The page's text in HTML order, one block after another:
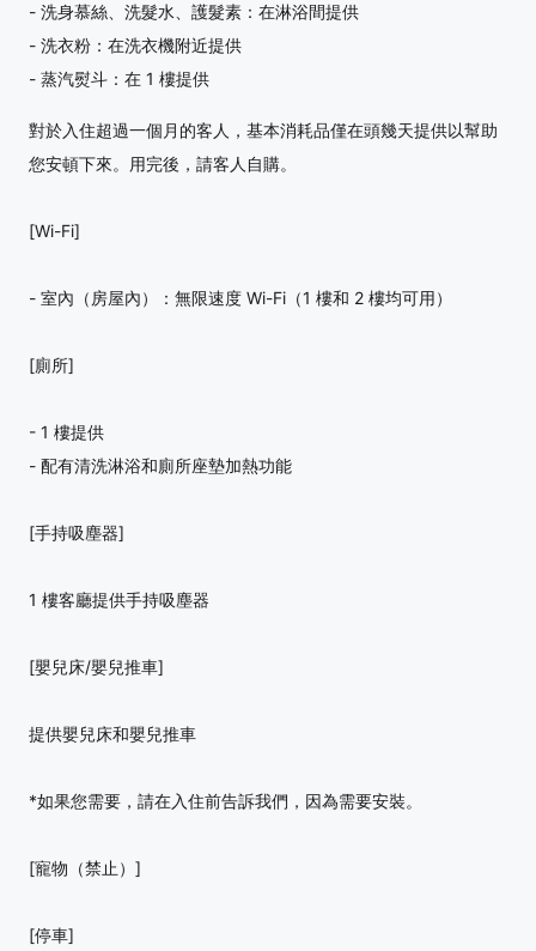
- 洗身慕絲、洗髮水、護髮素：在淋浴間提供
- 洗衣粉：在洗衣機附近提供
- 蒸汽熨斗：在 1 樓提供
對於入住超過一個月的客人，基本消耗品僅在頭幾天提供以幫助
您安頓下來。用完後，請客人自購。
[Wi-Fi]
- 室內（房屋內）：無限速度 Wi-Fi（1 樓和 2 樓均可用）
[廁所]
- 1 樓提供
- 配有清洗淋浴和廁所座墊加熱功能
[手持吸塵器]
1 樓客廳提供手持吸塵器
[嬰兒床/嬰兒推車]
提供嬰兒床和嬰兒推車
*如果您需要，請在入住前告訴我們，因為需要安裝。
[寵物（禁止）]
[停車]